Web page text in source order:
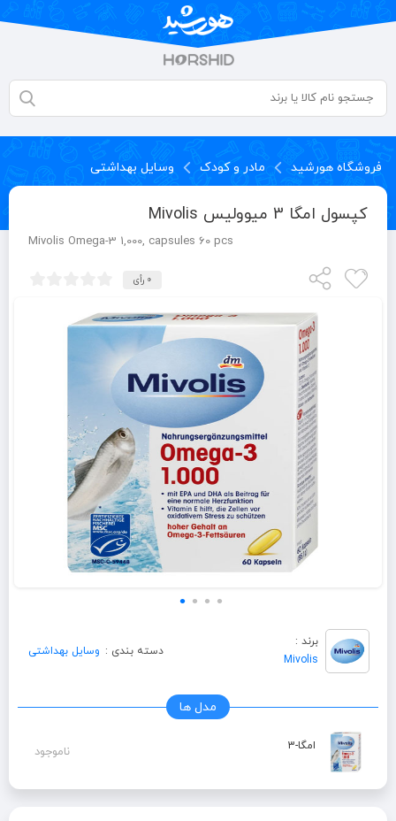
فروشگاه هورشید مادر و کودک وسایل بهداشتی
کپسول امگا 3 میوولیس Mivolis
Mivolis Omega-3 1,000, capsules 60 pcs
0 رأی
برند :
Mivolis
دسته بندی : وسایل بهداشتی
مدل ها
امگا-3 ناموجود